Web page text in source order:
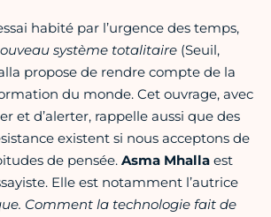
habité par l’urgence des temps,
système totalitaire (Seuil,
propose de rendre compte de la
du monde. Cet ouvrage, avec
et d’alerter, rappelle aussi que des
existent si nous acceptons de
de pensée. Asma Mhalla est
Elle est notamment l’autrice
Comment la technologie fait de